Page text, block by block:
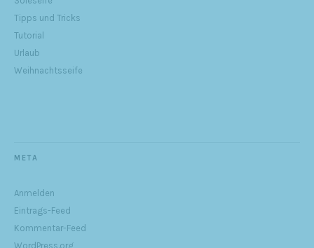
Tipps und Tricks
Tutorial
Urlaub
Weihnachtsseife
META
Anmelden
Eintrags-Feed
Kommentar-Feed
WordPress.org